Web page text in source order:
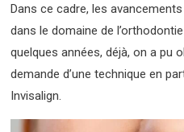
Dans ce cadre, les
dans le domaine de
quelques années, déjà, on a pu
demande d’une technique en
Invisalign.